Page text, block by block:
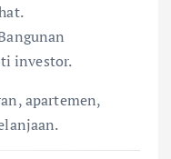
investor.
apartemen,